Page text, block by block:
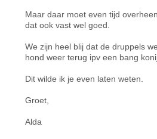
Maar daar moet even tijd
dat ook vast wel goed.
We zijn heel blij dat de druppels
hond weer terug ipv een bang
Dit wilde ik je even laten weten.
Groet,
Alda